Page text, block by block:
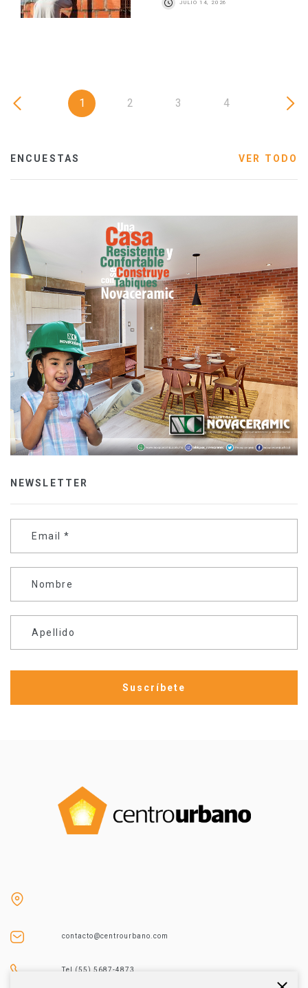
JULIO 14, 2026
1 2 3 4
ENCUESTAS VER TODO
NEWSLETTER
Email *
Nombre
Apellido
contacto@centrourbano.com
Tel (55) 5687-4873